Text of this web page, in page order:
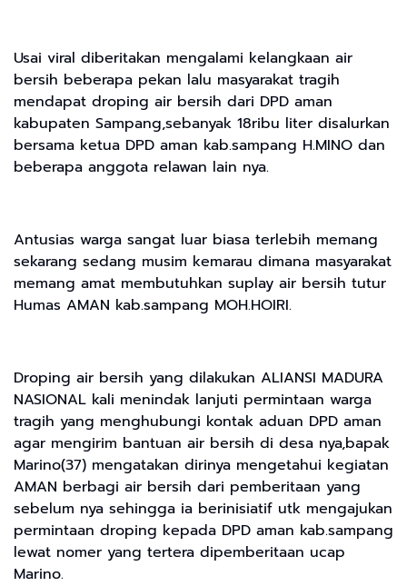
Usai viral diberitakan mengalami kelangkaan air
bersih beberapa pekan lalu masyarakat tragih
mendapat droping air bersih dari DPD aman
kabupaten Sampang,sebanyak 18ribu liter disalurkan
bersama ketua DPD aman kab.sampang H.MINO dan
beberapa anggota relawan lain nya.
Antusias warga sangat luar biasa terlebih memang
sekarang sedang musim kemarau dimana masyarakat
memang amat membutuhkan suplay air bersih tutur
Humas AMAN kab.sampang MOH.HOIRI.
Droping air bersih yang dilakukan ALIANSI MADURA
NASIONAL kali menindak lanjuti permintaan warga
tragih yang menghubungi kontak aduan DPD aman
agar mengirim bantuan air bersih di desa nya,bapak
Marino(37) mengatakan dirinya mengetahui kegiatan
AMAN berbagi air bersih dari pemberitaan yang
sebelum nya sehingga ia berinisiatif utk mengajukan
permintaan droping kepada DPD aman kab.sampang
lewat nomer yang tertera dipemberitaan ucap
Marino.